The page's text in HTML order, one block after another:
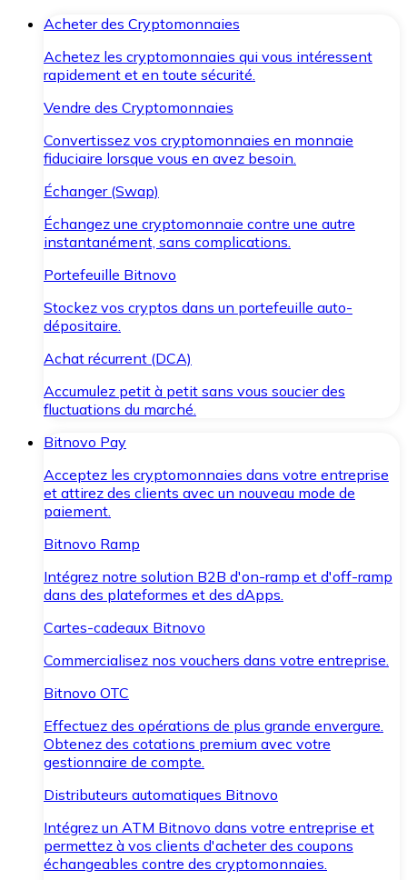
Acheter des Cryptomonnaies
Achetez les cryptomonnaies qui vous intéressent
rapidement et en toute sécurité.
Vendre des Cryptomonnaies
Convertissez vos cryptomonnaies en monnaie
fiduciaire lorsque vous en avez besoin.
Échanger (Swap)
Échangez une cryptomonnaie contre une autre
instantanément, sans complications.
Portefeuille Bitnovo
Stockez vos cryptos dans un portefeuille auto-
dépositaire.
Achat récurrent (DCA)
Accumulez petit à petit sans vous soucier des
fluctuations du marché.
Bitnovo Pay
Acceptez les cryptomonnaies dans votre entreprise
et attirez des clients avec un nouveau mode de
paiement.
Bitnovo Ramp
Intégrez notre solution B2B d'on-ramp et d'off-ramp
dans des plateformes et des dApps.
Cartes-cadeaux Bitnovo
Commercialisez nos vouchers dans votre entreprise.
Bitnovo OTC
Effectuez des opérations de plus grande envergure.
Obtenez des cotations premium avec votre
gestionnaire de compte.
Distributeurs automatiques Bitnovo
Intégrez un ATM Bitnovo dans votre entreprise et
permettez à vos clients d'acheter des coupons
échangeables contre des cryptomonnaies.